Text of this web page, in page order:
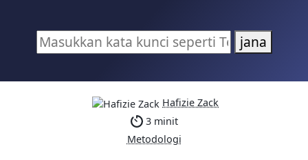
jana
Hafizie Zack
3 minit
Metodologi